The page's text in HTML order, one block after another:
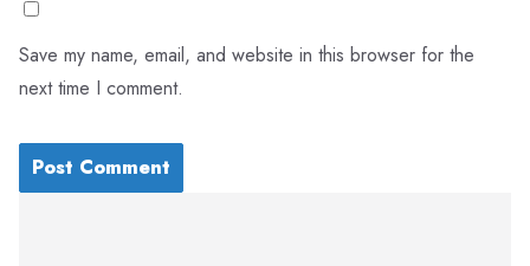
Save my name, email, and website in this browser for the
next time I comment.